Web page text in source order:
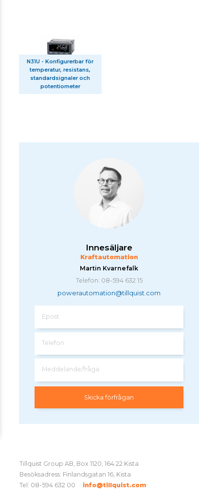
N31U - Konfigurerbar för
temperatur, resistans,
standardsignaler och
potentiometer
Innesäljare
Kraftautomation
Martin Kvarnefalk
Telefon: 08-594 632 15
powerautomation@tillquist.com
Epost
Telefon
Meddelande/fråga
Tillquist Group AB, Box 1120, 164 22 Kista
Besöksadress: Finlandsgatan 16, Kista
Tel: 08-594 632 00
info@tillquist.com